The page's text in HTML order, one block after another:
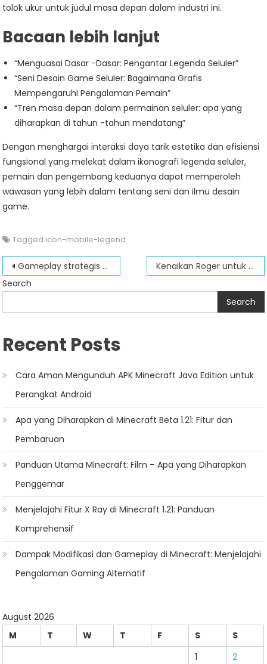
tolok ukur untuk judul masa depan dalam industri ini.
Bacaan lebih lanjut
“Menguasai Dasar -Dasar: Pengantar Legenda Seluler”
“Seni Desain Game Seluler: Bagaimana Grafis
Mempengaruhi Pengalaman Pemain”
“Tren masa depan dalam permainan seluler: apa yang
diharapkan di tahun -tahun mendatang”
Dengan menghargai interaksi daya tarik estetika dan efisiensi
fungsional yang melekat dalam ikonografi legenda seluler,
pemain dan pengembang keduanya dapat memperoleh
wawasan yang lebih dalam tentang seni dan ilmu desain
game.
Tagged icon-mobile-legend
Post
navigation
Gameplay strategis Clint dalam legenda seluler: tips dan trik
Kenaikan Roger untuk Kemuliaan dalam Adegan Kompetitif Legenda Seluler
Search
Search
Recent Posts
Cara Aman Mengunduh APK Minecraft Java Edition untuk
Perangkat Android
Apa yang Diharapkan di Minecraft Beta 1.21: Fitur dan
Pembaruan
Panduan Utama Minecraft: Film – Apa yang Diharapkan
Penggemar
Menjelajahi Fitur X Ray di Minecraft 1.21: Panduan
Komprehensif
Dampak Modifikasi dan Gameplay di Minecraft: Menjelajahi
Pengalaman Gaming Alternatif
August 2026
M
T W T F S
S
1
2